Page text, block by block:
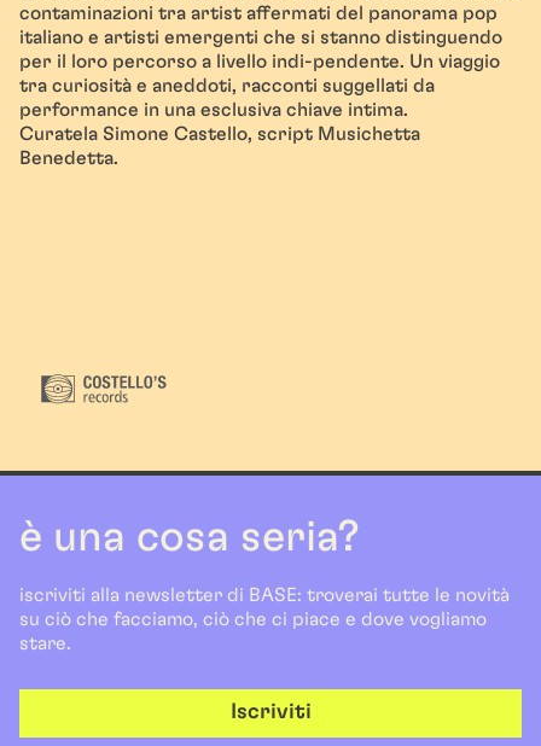
contaminazioni tra artist affermati del panorama pop
italiano e artisti emergenti che si stanno distinguendo
per il loro percorso a livello indi-pendente. Un viaggio
tra curiosità e aneddoti, racconti suggellati da
performance in una esclusiva chiave intima.
Curatela Simone Castello, script Musichetta
Benedetta.
è una cosa seria?
iscriviti alla newsletter di BASE: troverai tutte le novità
su ciò che facciamo, ciò che ci piace e dove vogliamo
stare.
Iscriviti